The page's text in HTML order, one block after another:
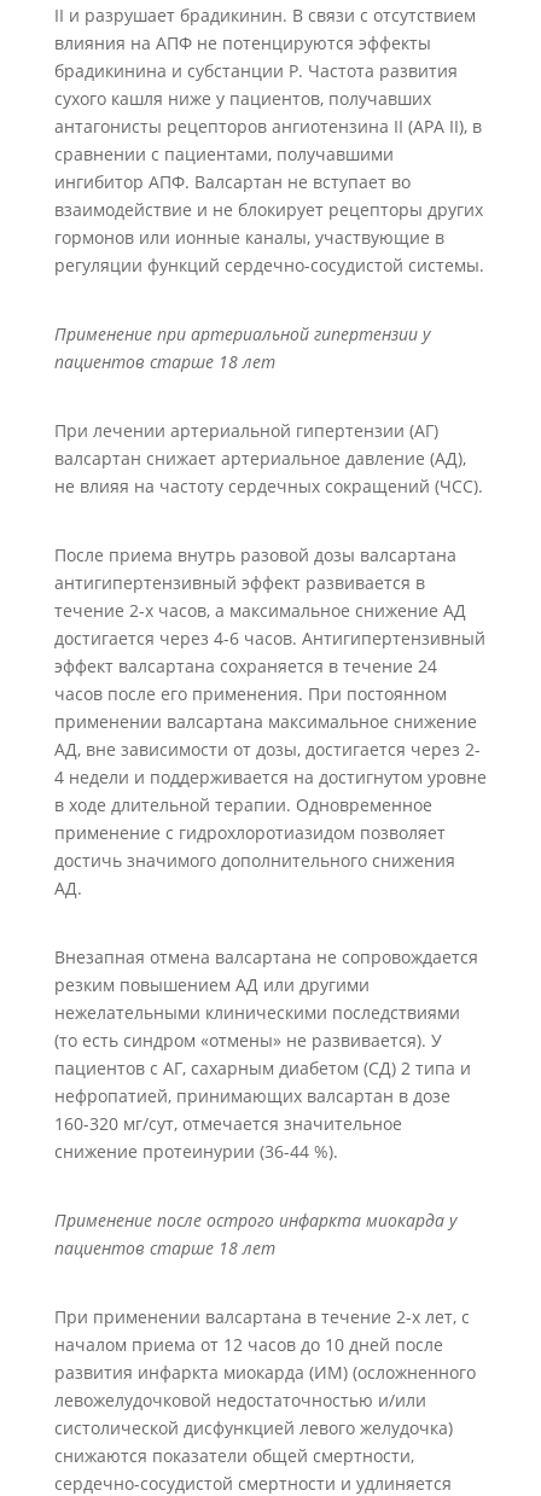
II и разрушает брадикинин. В связи с отсутствием
влияния на АПФ не потенцируются эффекты
брадикинина и субстанции Р. Частота развития
сухого кашля ниже у пациентов, получавших
антагонисты рецепторов ангиотензина II (АРА II), в
сравнении с пациентами, получавшими
ингибитор АПФ. Валсартан не вступает во
взаимодействие и не блокирует рецепторы других
гормонов или ионные каналы, участвующие в
регуляции функций сердечно-сосудистой системы.
Применение при артериальной гипертензии у
пациентов старше 18 лет
При лечении артериальной гипертензии (АГ)
валсартан снижает артериальное давление (АД),
не влияя на частоту сердечных сокращений (ЧСС).
После приема внутрь разовой дозы валсартана
антигипертензивный эффект развивается в
течение 2-х часов, а максимальное снижение АД
достигается через 4-6 часов. Антигипертензивный
эффект валсартана сохраняется в течение 24
часов после его применения. При постоянном
применении валсартана максимальное снижение
АД, вне зависимости от дозы, достигается через 2-
4 недели и поддерживается на достигнутом уровне
в ходе длительной терапии. Одновременное
применение с гидрохлоротиазидом позволяет
достичь значимого дополнительного снижения
АД.
Внезапная отмена валсартана не сопровождается
резким повышением АД или другими
нежелательными клиническими последствиями
(то есть синдром «отмены» не развивается). У
пациентов с АГ, сахарным диабетом (СД) 2 типа и
нефропатией, принимающих валсартан в дозе
160-320 мг/сут, отмечается значительное
снижение протеинурии (36-44 %).
Применение после острого инфаркта миокарда у
пациентов старше 18 лет
При применении валсартана в течение 2-х лет, с
началом приема от 12 часов до 10 дней после
развития инфаркта миокарда (ИМ) (осложненного
левожелудочковой недостаточностью и/или
систолической дисфункцией левого желудочка)
снижаются показатели общей смертности,
сердечно-сосудистой смертности и удлиняется